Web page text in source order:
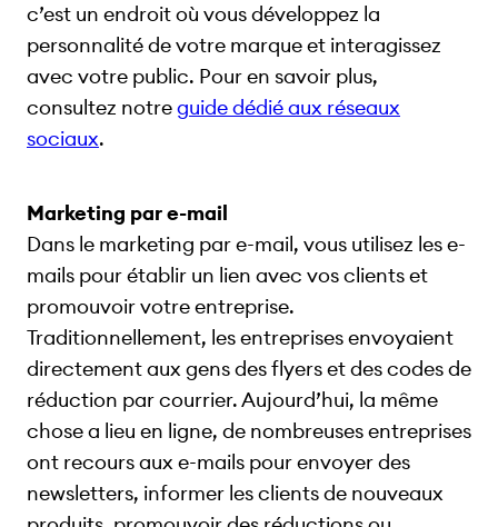
c’est un endroit où vous développez la
personnalité de votre marque et interagissez
avec votre public. Pour en savoir plus,
consultez notreguide dédié aux réseaux
sociaux.
Marketing par e-mail
Dans le marketing par e-mail, vous utilisez les e-
mails pour établir un lien avec vos clients et
promouvoir votre entreprise.
Traditionnellement, les entreprises envoyaient
directement aux gens des flyers et des codes de
réduction par courrier. Aujourd’hui, la même
chose a lieu en ligne, de nombreuses entreprises
ont recours aux e-mails pour envoyer des
newsletters, informer les clients de nouveaux